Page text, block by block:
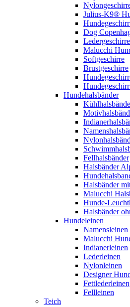
Julius-K9®
Dog
Ledergeschirre
Malucchi
Softgeschirre
Brustgeschirre
Hundehalsbänder
Fellhalsbänder
Halsbänder
Halsbänder
Malucchi
Hunde-
Halsbänder
Hundeleinen
Namensleinen
Malucchi
Indianerleinen
Lederleinen
Nylonleinen
Designer
Fettlederleinen
Fellleinen
Teich